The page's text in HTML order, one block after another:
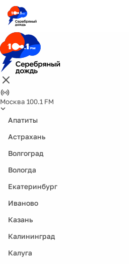
Москва 100.1 FM
Апатиты
Астрахань
Волгоград
Вологда
Екатеринбург
Иваново
Казань
Калининград
Калуга